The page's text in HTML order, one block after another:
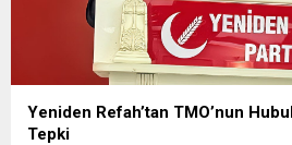
Yeniden Refah’tan TMO’nun
Tepki